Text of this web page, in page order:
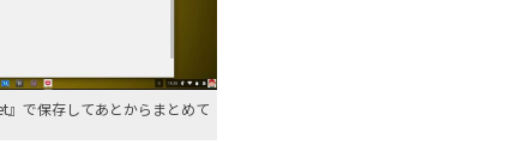
』で保存してあとからまとめて